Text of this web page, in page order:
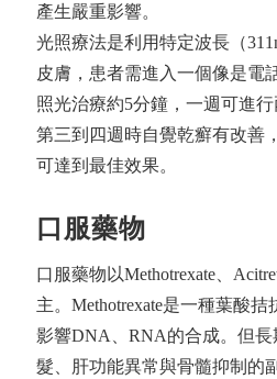
產生嚴重影響。
光照療法是利用特定波長（
皮膚，患者需進入一個像是電
照光治療約5分鐘，一週可進
第三到四週時自覺乾癬有改善
可達到最佳效果。
口服藥物
口服藥物以Methotrexate、
主。Methotrexate是一種葉酸
影響DNA、RNA的合成。但
髮、肝功能異常與骨髓抑制的